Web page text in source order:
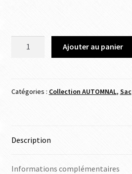
Ajouter au panier
Catégories : Collection AUTOMNAL, Sac
Description
Informations complémentaires